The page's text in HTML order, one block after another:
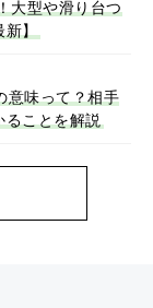
大型や滑り台つ
新】
意味って？相手
ることを解説